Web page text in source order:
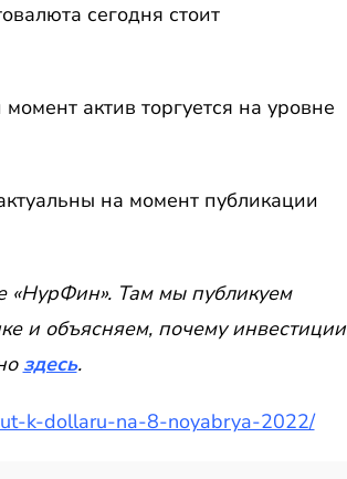
сегодня стоит
актив торгуется на уровне
на момент публикации
«НурФин». Там мы публикуем
и объясняем, почему инвестиции
здесь.
k-dollaru-na-8-noyabrya-2022/